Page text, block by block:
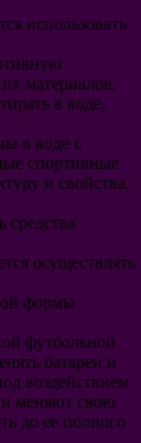
использовать
материалов,
в воде,
в воде с
спортивные
и свойства,
средства
осуществлять
формы
футбольной
батареи и
воздействием
меняют свою
до ее полного